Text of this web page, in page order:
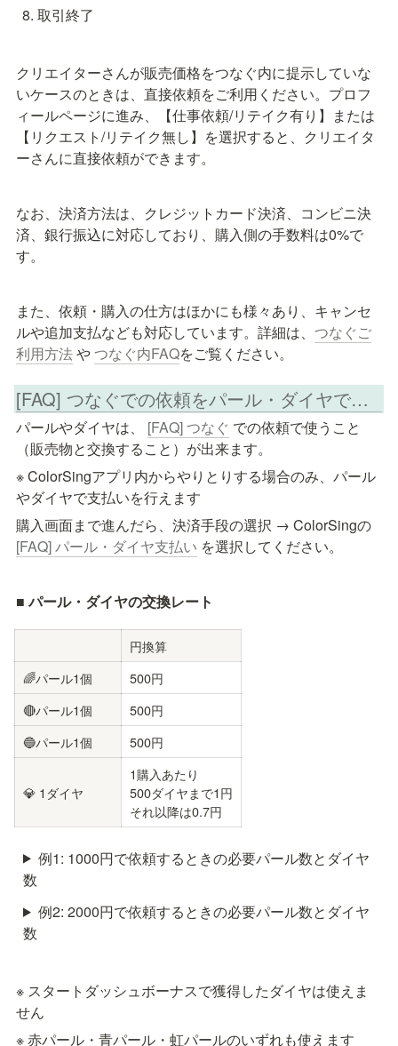
取引終了
クリエイターさんが販売価格をつなぐ内に提示していな
いケースのときは、直接依頼をご利用ください。プロフ
ィールページに進み、【仕事依頼/リテイク有り】または
【リクエスト/リテイク無し】を選択すると、クリエイタ
ーさんに直接依頼ができます。
なお、決済方法は、クレジットカード決済、コンビニ決
済、銀行振込に対応しており、購入側の手数料は0%で
す。
また、依頼・購入の仕方はほかにも様々あり、キャンセ
ルや追加支払なども対応しています。詳細は、 つなぐご
利用方法 や つなぐ内FAQをご覧ください。
[FAQ] つなぐでの依頼をパール・ダイヤでの支払いで行う
パールやダイヤは、 [FAQ] つなぐ での依頼で使うこと
（販売物と交換すること）が出来ます。
※ ColorSingアプリ内からやりとりする場合のみ、パール
やダイヤで支払いを行えます
購入画面まで進んだら、決済手段の選択 → ColorSingの
[FAQ] パール・ダイヤ支払い を選択してください。
■ パール・ダイヤの交換レート
円換算
🌈パール1個
500円
🔴パール1個
500円
🔵パール1個
500円
💎 1ダイヤ
1購入あたり
500ダイヤまで1円
それ以降は0.7円
例1: 1000円で依頼するときの必要パール数とダイヤ
数
例2: 2000円で依頼するときの必要パール数とダイヤ
数
※ スタートダッシュボーナスで獲得したダイヤは使えま
せん
※ 赤パール・青パール・虹パールのいずれも使えます